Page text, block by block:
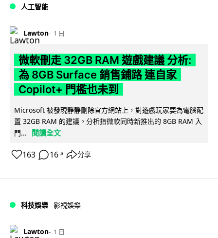
人工智能
Lawton 1 日
微軟刪走 32GB RAM 遊戲建議 分析:
為 8GB Surface 銷售鋪路 連自家
Copilot+ 門檻也未到
Microsoft 被發現靜靜刪除官方網站上，對遊戲玩家要為電腦配
置 32GB RAM 的建議。分析指微軟同時新推出的 8GB RAM 入
門...
閱讀全文
163 16 ↗ 分享
科技娛樂 影視娛樂
Lawton 1 日